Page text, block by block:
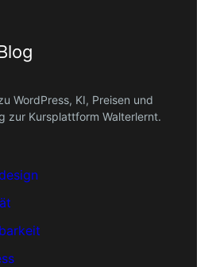
WordPress, KI, Preisen und
zur Kursplattform Walterlernt.